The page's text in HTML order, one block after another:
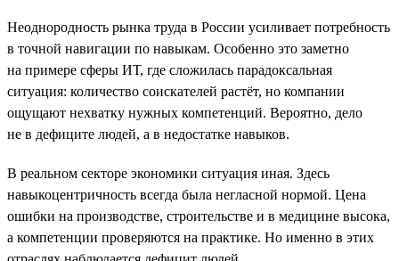
Неоднородность рынка труда в России усиливает потребность
в точной навигации по навыкам. Особенно это заметно
на примере сферы ИТ, где сложилась парадоксальная
ситуация: количество соискателей растёт, но компании
ощущают нехватку нужных компетенций. Вероятно, дело
не в дефиците людей, а в недостатке навыков.
В реальном секторе экономики ситуация иная. Здесь
навыкоцентричность всегда была негласной нормой. Цена
ошибки на производстве, строительстве и в медицине высока,
а компетенции проверяются на практике. Но именно в этих